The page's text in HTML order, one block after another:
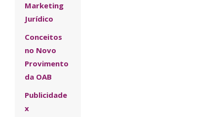
Marketing
Jurídico
Conceitos
no Novo
Provimento
da OAB
Publicidade
x